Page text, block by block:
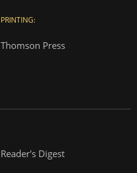
PRINTING:
Thomson Press
Reader's Digest